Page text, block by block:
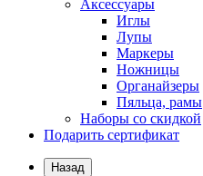
Аксессуары
Иглы
Лупы
Маркеры
Ножницы
Органайзеры
Пяльца, рамы
Наборы со скидкой
Подарить сертификат
Назад